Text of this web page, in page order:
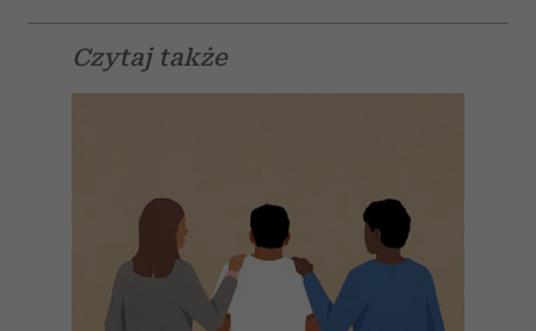
Czytaj także